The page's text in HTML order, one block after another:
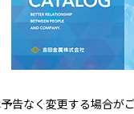
告なく変更する場合が